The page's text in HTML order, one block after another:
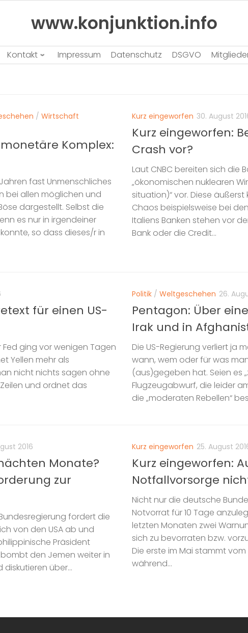
www.konjunktion.info
Kontakt Impressum Datenschutz DSGVO
/ Wirtschaft
Komplex:
fast Unmenschliches
bei allen möglichen und
dargestellt. Selbst die
es nur in irgendeiner
so dass dieses/r in
Kurz eingeworfen 30. August
Kurz eingeworfen:
Crash vor?
Laut CNBC bereiten sich die
„ökonomischen nuklearen
situation)“ vor. Diese
Chaos beispielsweise bei
Italiens Banken stehen vor
Bank oder die Credit...
für einen US-
Fed ging vor wenigen Tagen
Yellen mehr als
nicht nichts sagen ohne
und ordnet das
Politik / Weltgeschehen 26.
Pentagon: Über
Irak und in
Die US-Regierung verliert ja
wann, wem oder für was
(aus)gegeben hat. Seien es
Flugzeugabwurf, die leider
die „moderaten Rebellen“
2016
Monate?
zur
fordert die
von den USA ab und
Präsident
den Jemen weiter in
diskutieren über...
Kurz eingeworfen 25. August
Kurz eingeworfen:
Notfallvorsorge
Nicht nur die deutsche
Notvorrat für 10 Tage
letzten Monaten zwei
sich zu bevorraten bzw.
Die erste im Mai stammt
während...